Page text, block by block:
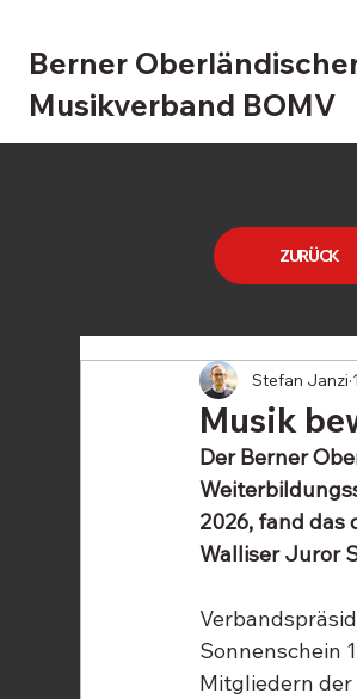
Berner
Musikverband BOMV
Musik
Stefan Janzi
Der Berner
2026, fand das
Walliser Juror
Sonnenschein
Mitgliedern
ZURÜCK